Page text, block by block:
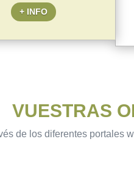
+ INFO
VUESTRAS
de los diferentes portales